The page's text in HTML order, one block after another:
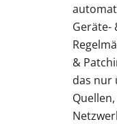
Geräte-
&
das nur